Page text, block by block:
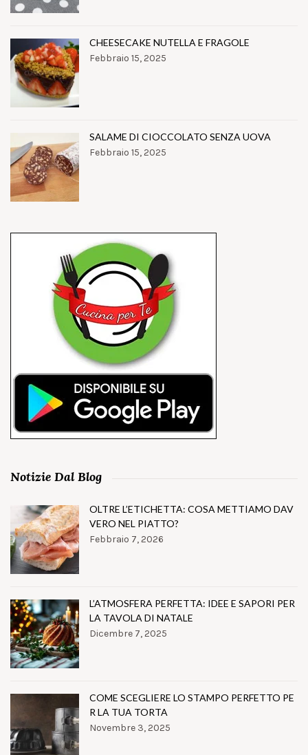
CHEESECAKE NUTELLA E FRAGOLE
Febbraio 15, 2025
SALAME DI CIOCCOLATO SENZA UOVA
Febbraio 15, 2025
Notizie Dal Blog
OLTRE L’ETICHETTA: COSA METTIAMO DAV
VERO NEL PIATTO?
Febbraio 7, 2026
L’ATMOSFERA PERFETTA: IDEE E SAPORI PER
LA TAVOLA DI NATALE
Dicembre 7, 2025
COME SCEGLIERE LO STAMPO PERFETTO PE
R LA TUA TORTA
Novembre 3, 2025